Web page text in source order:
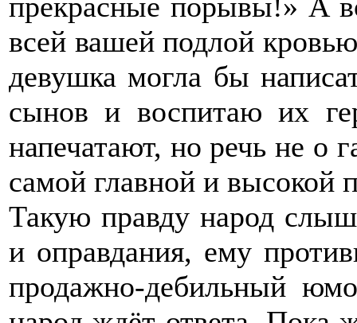
всей вашей подлой
девушка могла бы
сынов и воспитаю их
напечатают, но речь не о
самой главной и высокой
Такую правду народ
и оправдания, ему
продажно-дебильный